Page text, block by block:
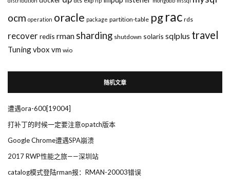
ocm operation oracle package partition-table pgrac rds
recover redis rman sharding shutdown solaris sqlplus travel
Tuningvbox vm wio
随机文章
遭遇ora-600[19004]
打补丁的时候一定要注意opatch版本
Google Chrome遭遇SPA崩溃
2017 RWP性能之旅——深圳站
catalog模式登陆rman报：RMAN-20003错误